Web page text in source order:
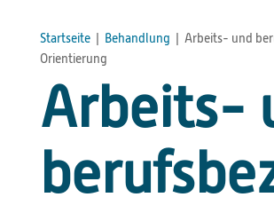
Startseite| Behandlung
Arbeits- und
Orientierung
Arbeits-